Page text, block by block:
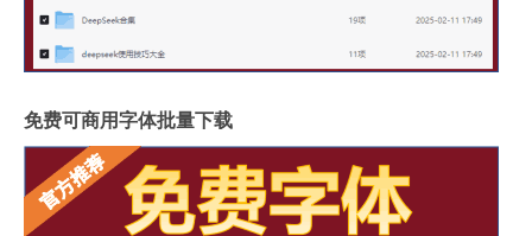
免费可商用字体批量下载